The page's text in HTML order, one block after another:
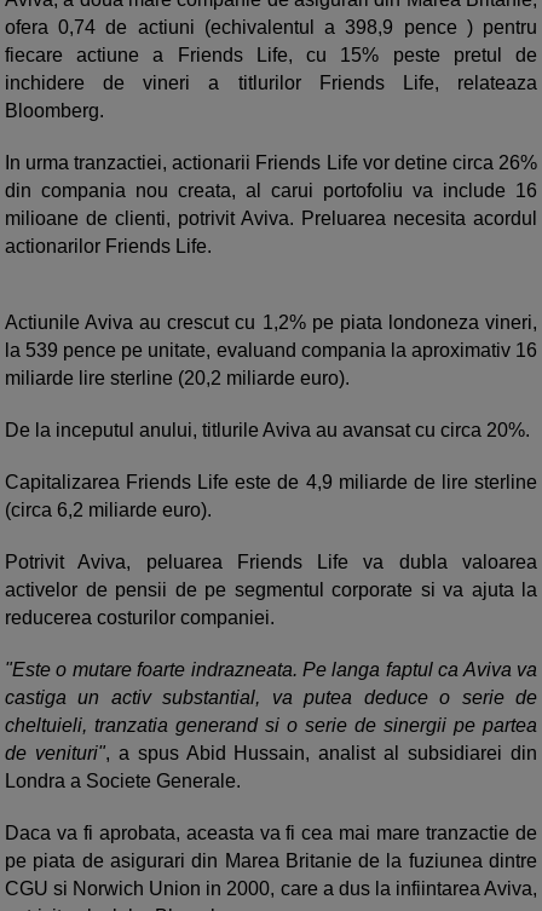
ofera 0,74 de actiuni (echivalentul a 398,9 pence ) pentru
fiecare actiune a Friends Life, cu 15% peste pretul de
inchidere de vineri a titlurilor Friends Life, relateaza
Bloomberg.
In urma tranzactiei, actionarii Friends Life vor detine circa 26%
din compania nou creata, al carui portofoliu va include 16
milioane de clienti, potrivit Aviva. Preluarea necesita acordul
actionarilor Friends Life.
Actiunile Aviva au crescut cu 1,2% pe piata londoneza vineri,
la 539 pence pe unitate, evaluand compania la aproximativ 16
miliarde lire sterline (20,2 miliarde euro).
De la inceputul anului, titlurile Aviva au avansat cu circa 20%.
Capitalizarea Friends Life este de 4,9 miliarde de lire sterline
(circa 6,2 miliarde euro).
Potrivit Aviva, peluarea Friends Life va dubla valoarea
activelor de pensii de pe segmentul corporate si va ajuta la
reducerea costurilor companiei.
"Este o mutare foarte indrazneata. Pe langa faptul ca Aviva va
castiga un activ substantial, va putea deduce o serie de
cheltuieli, tranzatia generand si o serie de sinergii pe partea
de venituri", a spus Abid Hussain, analist al subsidiarei din
Londra a Societe Generale.
Daca va fi aprobata, aceasta va fi cea mai mare tranzactie de
pe piata de asigurari din Marea Britanie de la fuziunea dintre
CGU si Norwich Union in 2000, care a dus la infiintarea Aviva,